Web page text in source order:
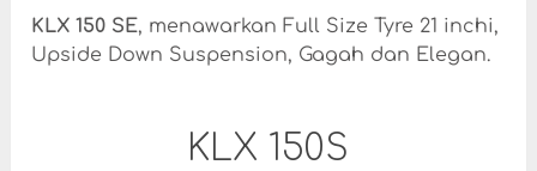
KLX 150 SE, menawarkan Full Size Tyre 21 inchi,
Upside Down Suspension, Gagah dan Elegan.
KLX 150S